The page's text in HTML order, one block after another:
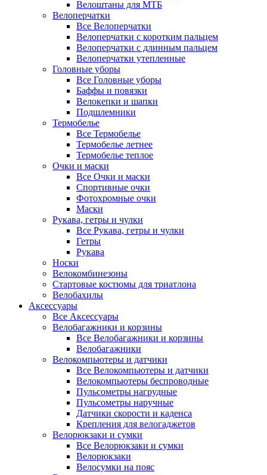
Велоштаны для МТБ
Велоперчатки
Все Велоперчатки
Велоперчатки с коротким пальцем
Велоперчатки с длинным пальцем
Велоперчатки утепленные
Головные уборы
Все Головные уборы
Баффы и повязки
Велокепки и шапки
Подшлемники
Термобелье
Все Термобелье
Термобелье летнее
Термобелье теплое
Очки и маски
Все Очки и маски
Спортивные очки
Фотохромные очки
Маски
Рукава, гетры и чулки
Все Рукава, гетры и чулки
Гетры
Рукава
Носки
Велокомбинезоны
Стартовые костюмы для триатлона
Велобахилы
Аксессуары
Все Аксессуары
Велобагажники и корзины
Все Велобагажники и корзины
Велобагажники
Велокомпьютеры и датчики
Все Велокомпьютеры и датчики
Велокомпьютеры беспроводные
Пульсометры нагрудные
Пульсометры наручные
Датчики скорости и каденса
Крепления для велогаджетов
Велорюкзаки и сумки
Все Велорюкзаки и сумки
Велорюкзаки
Велосумки на пояс